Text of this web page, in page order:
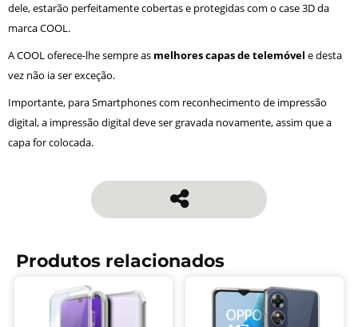
dele, estarão perfeitamente cobertas e protegidas com o case 3D da
marca COOL.
A COOL oferece-lhe sempre as melhores capas de telemóvel e desta
vez não ia ser exceção.
Importante, para Smartphones com reconhecimento de impressão
digital, a impressão digital deve ser gravada novamente, assim que a
capa for colocada.
Produtos relacionados